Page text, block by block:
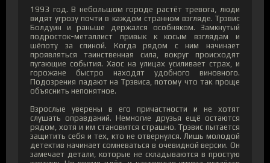
1993 год. В небольшом городе растёт тревога, люди
видят угрозу почти в каждом странном взгляде. Трэвис
Болдуин и раньше держался особняком. Замкнутый
подросток-металлист привык к косым взглядам и
шёпоту за спиной. Когда рядом с ним начинает
проявляться таинственная сила, вокруг происходят
пугающие события. Хаос на улицах усиливает страх, и
горожане быстро находят удобного виновного.
Подозрения падают на Трэвиса, потому что так проще
объяснить непонятное.
Взрослые уверены в его причастности и не хотят
слушать оправданий. Немногие друзья ещё остаются
рядом, хотя и им становится страшно. Трэвис пытается
защитить себя и тех, кто не отвернулся. Лишь молодой
детектив начинает сомневаться в очевидной версии. Он
замечает детали, которые не складываются в простую